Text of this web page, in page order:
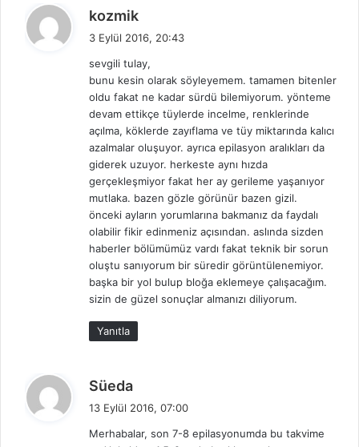
kozmik
i
k
3 Eylül 2016, 20:43
sevgili tulay,
bunu kesin olarak söyleyemem. tamamen bitenler
oldu fakat ne kadar sürdü bilemiyorum. yönteme
devam ettikçe tüylerde incelme, renklerinde
açılma, köklerde zayıflama ve tüy miktarında kalıcı
azalmalar oluşuyor. ayrıca epilasyon aralıkları da
giderek uzuyor. herkeste aynı hızda
gerçekleşmiyor fakat her ay gerileme yaşanıyor
mutlaka. bazen gözle görünür bazen gizil.
önceki ayların yorumlarına bakmanız da faydalı
olabilir fikir edinmeniz açısından. aslında sizden
haberler bölümümüz vardı fakat teknik bir sorun
oluştu sanıyorum bir süredir görüntülenemiyor.
başka bir yol bulup bloğa eklemeye çalışacağım.
sizin de güzel sonuçlar almanızı diliyorum.
Yanıtla
Süeda
i
13 Eylül 2016, 07:00
Merhabalar, son 7-8 epilasyonumda bu takvime